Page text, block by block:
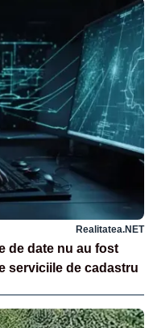
Realitatea.NET
de date nu au fost
serviciile de cadastru